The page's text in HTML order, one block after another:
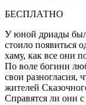
БЕСПЛАТНО
У юной дриады
стоило появиться
хаму, как все они
По воле богини
свои разногласия,
жителей
Справятся ли они